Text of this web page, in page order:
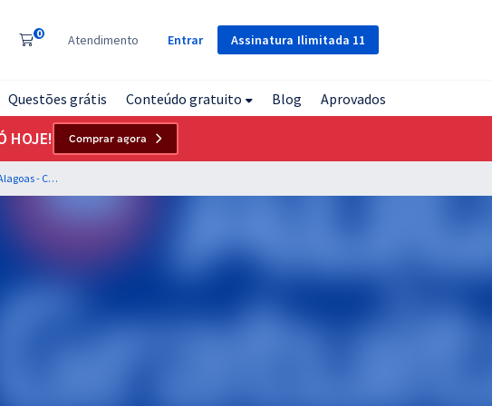
Assinatura Ilimitada 11
0 Atendimento Entrar
Questões grátis Conteúdo gratuito Blog Aprovados
HOJE! Comprar agora
SESAU AL - Secretaria de Estado da Saúde de Alagoas - Conhecimentos Específicos para o Cargo 7: Especialista em Saúde - Especialidade: Nutrição (Pós-edital)